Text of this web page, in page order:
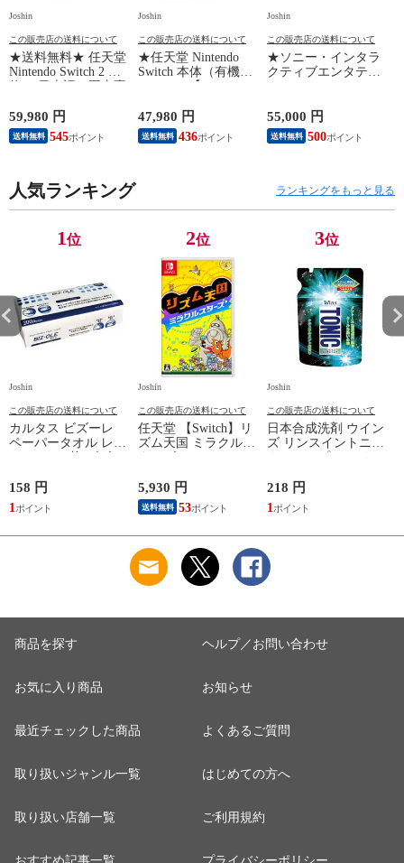
Joshin
この販売店の送料について
★送料無料★ 任天堂
Nintendo Switch 2 本
KB6CA NSW2ホンタ
イ 【返品種別B】
59,980 円
送料無料 545
Joshin
この販売店の送料について
★任天堂 Nintendo
Switch 本体（有機EL
ト】 HEG-S-KAAAA
NSWホンタイホワイ
ト ユウキELモデル
47,980 円
送料無料 436
Joshin
この販売店の送料について
★ソニー・インタラ
クティブエンタテイ
ション 日本語専用
Console Language:
Japanese only（CFI-
55,000 円
送料無料 500
人気ランキング ランキングをもっと見る
1位
Joshin
この販売店の送料について
カルタス ビズーレ
ペーパータオル レギ
【返品種別A】
158 円
1
2位
Joshin
この販売店の送料について
任天堂 【Switch】リ
ズム天国 ミラクルス
テンゴク ミラクルス
タ-ズ 【返品種別B】
5,930 円
送料無料 53
3位
Joshin
この販売店の送料について
日本合成洗剤 ウイン
ズ リンスイントニッ
シヤンプ-カエ 【返
品種別A】
218 円
1
商品を探す
お気に入り商品
最近チェックした商品
取り扱いジャンル一覧
取り扱い店舗一覧
ヘルプ／お問い合わせ
お知らせ
よくあるご質問
はじめての方へ
ご利用規約